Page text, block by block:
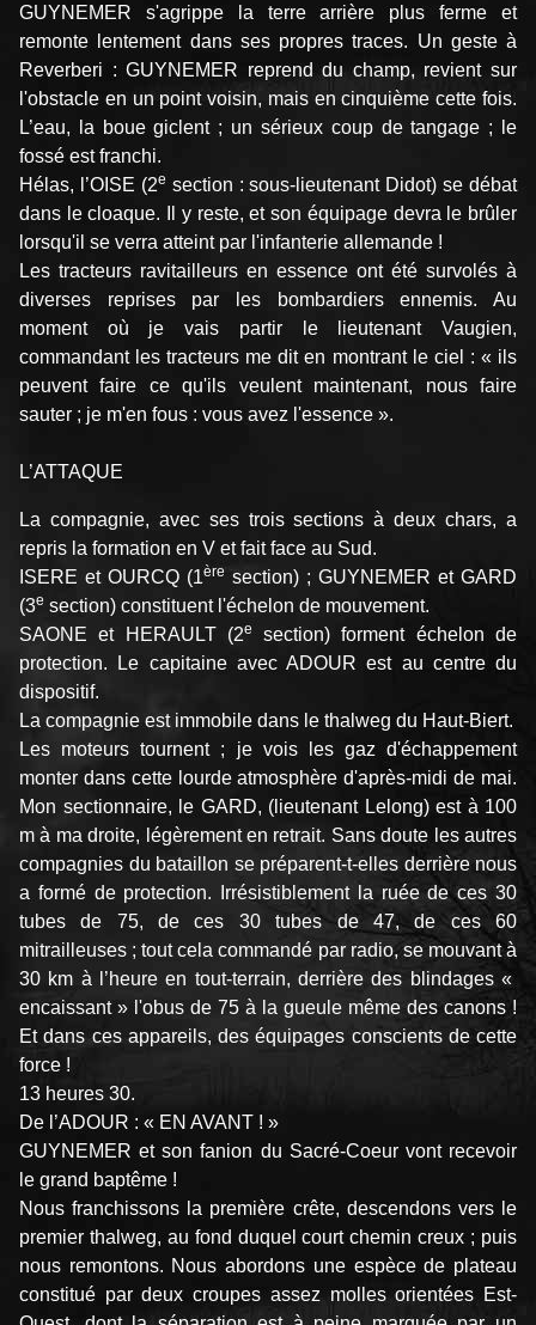
GUYNEMER s'agrippe la terre arrière plus ferme et
remonte lentement dans ses propres traces. Un geste à
Reverberi : GUYNEMER reprend du champ, revient sur
l'obstacle en un point voisin, mais en cinquième cette fois.
L’eau, la boue giclent ; un sérieux coup de tangage ; le
fossé est franchi.
Hélas, l’OISE (2e section : sous-lieutenant Didot) se débat
dans le cloaque. Il y reste, et son équipage devra le brûler
lorsqu'il se verra atteint par l'infanterie allemande !
Les tracteurs ravitailleurs en essence ont été survolés à
diverses reprises par les bombardiers ennemis. Au
moment où je vais partir le lieutenant Vaugien,
commandant les tracteurs me dit en montrant le ciel : « ils
peuvent faire ce qu'ils veulent maintenant, nous faire
sauter ; je m'en fous : vous avez l'essence ».
L’ATTAQUE
La compagnie, avec ses trois sections à deux chars, a
repris la formation en V et fait face au Sud.
ISERE et OURCQ (1ère section) ; GUYNEMER et GARD
(3e section) constituent l'échelon de mouvement.
SAONE et HERAULT (2e
section) forment échelon de
protection. Le capitaine avec ADOUR est au centre du
dispositif.
La compagnie est immobile dans le thalweg du Haut-Biert.
Les moteurs tournent ; je vois les gaz d'échappement
monter dans cette lourde atmosphère d'après-midi de mai.
Mon sectionnaire, le GARD, (lieutenant Lelong) est à 100
m à ma droite, légèrement en retrait. Sans doute les autres
compagnies du bataillon se préparent-t-elles derrière nous
a formé de protection. Irrésistiblement la ruée de ces 30
tubes de 75, de ces 30 tubes de 47, de ces 60
mitrailleuses ; tout cela commandé par radio, se mouvant à
30 km à l’heure en tout-terrain, derrière des blindages «
encaissant » l'obus de 75 à la gueule même des canons !
Et dans ces appareils, des équipages conscients de cette
force !
13 heures 30.
De l’ADOUR : « EN AVANT ! »
GUYNEMER et son fanion du Sacré-Coeur vont recevoir
le grand baptême !
Nous franchissons la première crête, descendons vers le
premier thalweg, au fond duquel court chemin creux ; puis
nous remontons. Nous abordons une espèce de plateau
constitué par deux croupes assez molles orientées Est-